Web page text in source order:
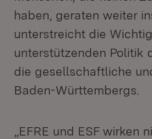
haben, geraten weiter
unterstreicht die
unterstützenden Politik
die gesellschaftliche
Baden-Württembergs.
„EFRE und ESF wirken